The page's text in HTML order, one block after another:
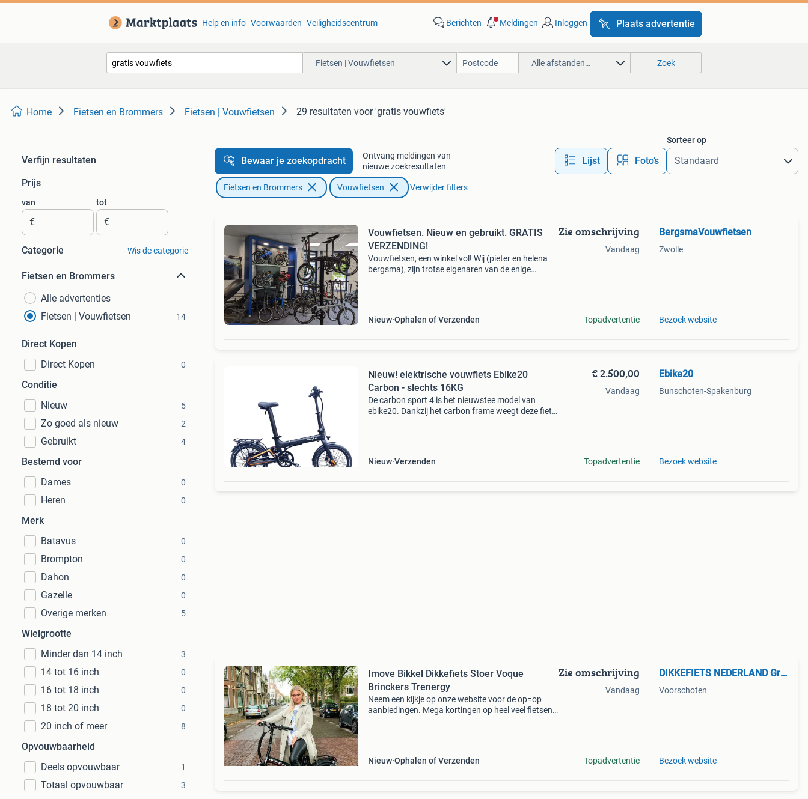
Help en info Voorwaarden Veiligheidscentrum Berichten Meldingen Inloggen Plaats advertentie
Fietsen | Vouwfietsen Alle afstanden… Zoek
Home Fietsen en Brommers Fietsen | Vouwfietsen 29 resultaten voor 'gratis vouwfiets'
Verfijn resultaten
Prijs
van
€
tot
€
Categorie Wis de categorie
Fietsen en Brommers
Alle advertenties
Fietsen | Vouwfietsen
14
Direct Kopen
Direct Kopen
0
Conditie
Nieuw
5
Zo goed als nieuw 2
Gebruikt 4
Bestemd voor
Dames
0
Heren 0
Merk
Batavus
0
Brompton 0
Dahon 0
Gazelle 0
Overige merken 5
Wielgrootte
Minder dan 14 inch
3
14 tot 16 inch 0
16 tot 18 inch 0
18 tot 20 inch 0
20 inch of meer 8
Opvouwbaarheid
Deels opvouwbaar
1
Totaal opvouwbaar 3
Bewaar je zoekopdracht
Ontvang meldingen van
nieuwe zoekresultaten
Lijst Foto’s
Sorteer op
Fietsen en Brommers Vouwfietsen Verwijder filters
Vouwfietsen. Nieuw en gebruikt. GRATIS
VERZENDING!
Vouwfietsen, een winkel vol! Wij (pieter en helena
bergsma), zijn trotse eigenaren van de enige
Nieuw Ophalen of Verzenden
Zie omschrijving
Vandaag
Topadvertentie
BergsmaVouwfietsen
Zwolle
Bezoek website
Nieuw! elektrische vouwfiets Ebike20
Carbon - slechts 16KG
De carbon sport 4 is het nieuwstee model van
ebike20. Dankzij het carbon frame weegt deze fiets
Nieuw Verzenden
€ 2.500,00
Vandaag
Topadvertentie
Ebike20
Bunschoten-Spakenburg
Bezoek website
Imove Bikkel Dikkefiets Stoer Voque
Brinckers Trenergy
Neem een kijkje op onze website voor de op=op
aanbiedingen. Mega kortingen op heel veel fietsen.
Nieuw Ophalen of Verzenden
Zie omschrijving
Vandaag
Topadvertentie
DIKKEFIETS NEDERLAND GreenMobilityCenter
Voorschoten
Bezoek website